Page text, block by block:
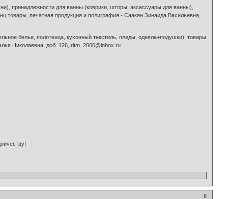
принадлежности для ванны (коврики, шторы, аксессуары для ванны),
печатная продукция и полиграфия - Саакян Зинаида Васильевна,
белье, полотенца, кухонный текстиль, пледы, одеяла+подушки), товары
Николаевна, доб. 126, ritm_2000@inbox.ru
6